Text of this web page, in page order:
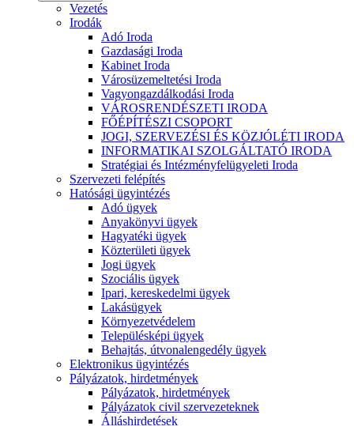
Vezetés
Irodák
Adó Iroda
Gazdasági Iroda
Kabinet Iroda
Városüzemeltetési Iroda
Vagyongazdálkodási Iroda
VÁROSRENDÉSZETI IRODA
FŐÉPÍTÉSZI CSOPORT
JOGI, SZERVEZÉSI ÉS KÖZJÓLÉTI IRODA
INFORMATIKAI SZOLGÁLTATÓ IRODA
Stratégiai és Intézményfelügyeleti Iroda
Szervezeti felépítés
Hatósági ügyintézés
Adó ügyek
Anyakönyvi ügyek
Hagyatéki ügyek
Közterületi ügyek
Jogi ügyek
Szociális ügyek
Ipari, kereskedelmi ügyek
Lakásügyek
Környezetvédelem
Településképi ügyek
Behajtás, útvonalengedély ügyek
Elektronikus ügyintézés
Pályázatok, hirdetmények
Pályázatok, hirdetmények
Pályázatok civil szervezeteknek
Álláshirdetések